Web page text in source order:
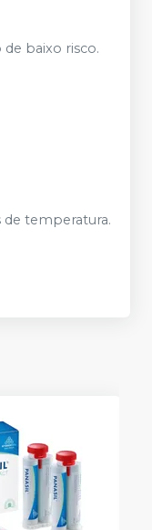
baixo risco.
de temperatura.